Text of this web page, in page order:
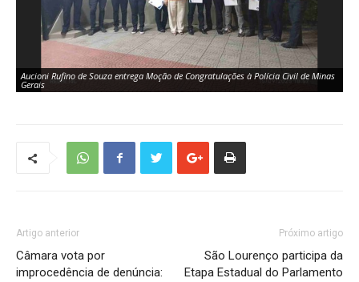
Aucioni Rufino de Souza entrega Moção de Congratulações à Polícia Civil de Minas
Gerais
Artigo anterior
Câmara vota por
improcedência de denúncia:
Próximo artigo
São Lourenço participa da
Etapa Estadual do Parlamento